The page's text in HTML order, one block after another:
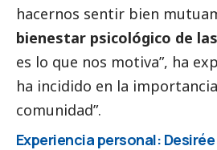
hacernos sentir bien
bienestar psicológico de
es lo que nos motiva”, ha
ha incidido en la
comunidad”.
Experiencia personal: